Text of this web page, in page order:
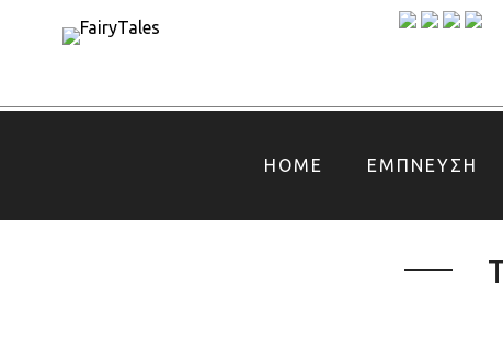
HOME ΕΜΠΝΕΥΣΗ